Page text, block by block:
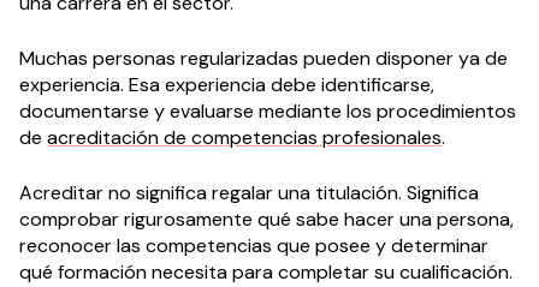
Muchas personas regularizadas pueden disponer ya de
experiencia. Esa experiencia debe identificarse,
documentarse y evaluarse mediante los procedimientos
de acreditación de competencias profesionales.
Acreditar no significa regalar una titulación. Significa
comprobar rigurosamente qué sabe hacer una persona,
reconocer las competencias que posee y determinar
qué formación necesita para completar su cualificación.